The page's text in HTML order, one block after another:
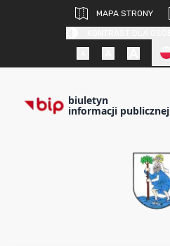
MAPA STRONY
biuletyn
informacji publicznej